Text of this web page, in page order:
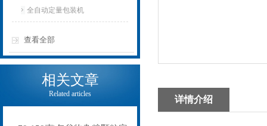
全自动定量包装机
查看全部
相关文章
Related articles
详情介绍